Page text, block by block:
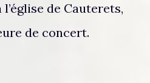
l’église de Cauterets,
de concert.